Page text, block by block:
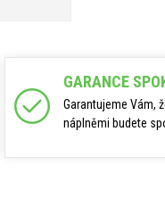
GARANCE
Garantujeme Vám,
náplněmi budete